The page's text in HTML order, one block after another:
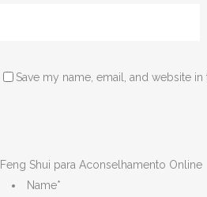
Save my name, email, and website
Feng Shui para Aconselhamento Online
Name*